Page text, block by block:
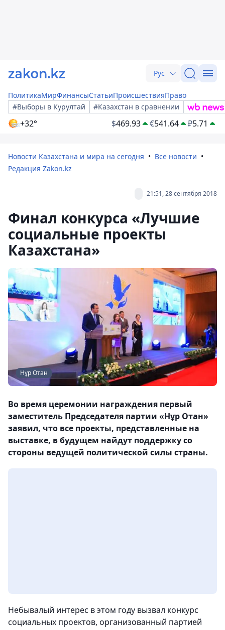
Рус
ПолитикаМирФинансыСтатьиПроисшествияПраво
#Выборы в Курултай
#Казахстан в сравнении
+32° $469.93 €541.64 ₽5.71
Новости Казахстана и мира на сегодня
Все новости
Редакция Zakon.kz
21:51, 28 сентября 2018
Финал конкурса «Лучшие
социальные проекты
Казахстана»
Нұр Отан
Во время церемонии награждения первый
заместитель Председателя партии «Нұр Отан»
заявил, что все проекты, представленные на
выставке, в будущем найдут поддержку со
стороны ведущей политической силы страны.
Небывалый интерес в этом году вызвал конкурс
социальных проектов, организованный партией